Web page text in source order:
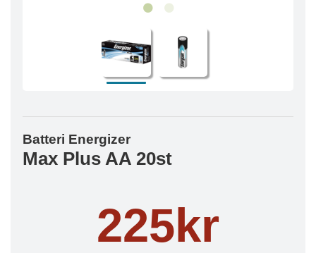
Batteri Energizer
Max Plus AA 20st
225kr